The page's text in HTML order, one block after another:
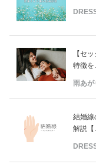
【セ
特徴を
雨あが
結婚線
解説【